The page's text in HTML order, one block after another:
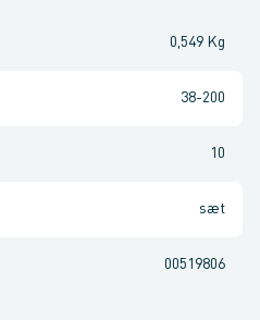
0,549 Kg
38-200
10
sæt
00519806